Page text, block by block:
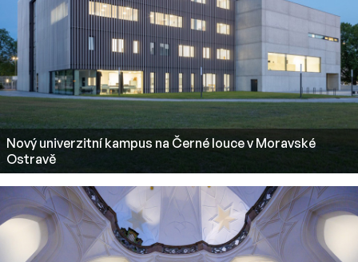
Nový univerzitní kampus na Černé louce v Moravské
Ostravě